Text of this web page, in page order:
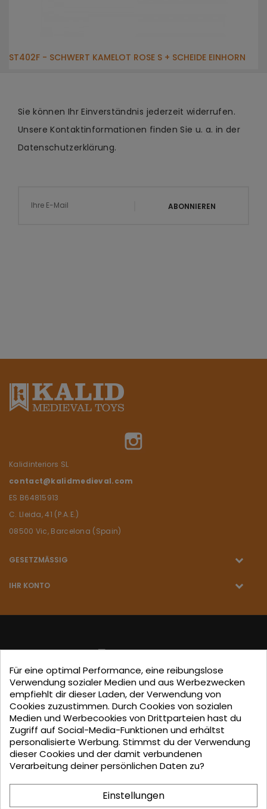
ST402F - SCHWERT KAMELOT ROSE S + SCHEIDE EINHORN
Sie können Ihr Einverständnis jederzeit widerrufen.
Unsere Kontaktinformationen finden Sie u. a. in der
Datenschutzerklärung.
ABONNIEREN
Kalidinteriors SL
contact@kalidmedieval.com
ES B64815913
C. Lleida, 41 (P.A.E.)
08500 Vic, Barcelona (Spain)
GESETZMÄSSIG
IHR KONTO
La empresa KALIDINTERIORS SLparticipa en el Programa
"ICEX-BREXIT"financiado por fondos de la Unión Europea,
para mitigar las consecuencias adversas de la retirada del
Reino Unido de la Unión. Ayudas concedidas por ICEX en
2023.
KALIDINTERIORS, S.L. has participated in the ICEX-Next Export
Initiation Program, with the support of ICEX and co-
Für eine optimal Performance, eine reibungslose
Verwendung sozialer Medien und aus Werbezwecken
empfiehlt dir dieser Laden, der Verwendung von
Cookies zuzustimmen. Durch Cookies von sozialen
Medien und Werbecookies von Drittparteien hast du
Zugriff auf Social-Media-Funktionen und erhältst
personalisierte Werbung. Stimmst du der Verwendung
dieser Cookies und der damit verbundenen
Verarbeitung deiner persönlichen Daten zu?
Einstellungen